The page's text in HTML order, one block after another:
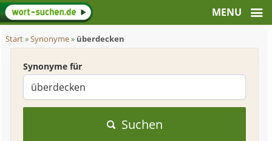
Start»Synonyme» überdecken
Synonyme für
Suchen